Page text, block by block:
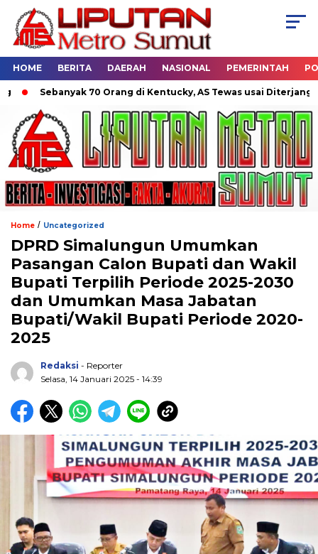
HOME BERITA DAERAH NASIONAL PEMERINTAH
70 Orang di Kentucky, AS Tewas usai Diterjang Tornado
Home / Uncategorized
DPRD Simalungun Umumkan
Pasangan Calon Bupati dan Wakil
Bupati Terpilih Periode 2025-2030
dan Umumkan Masa Jabatan
Bupati/Wakil Bupati Periode 2020-
2025
Redaksi - Reporter
Selasa, 14 Januari 2025 - 14:39